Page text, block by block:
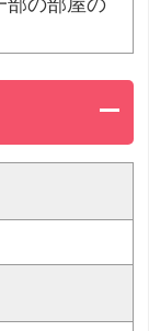
部の部屋の